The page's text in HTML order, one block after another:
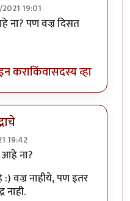
19:01
सुस्पष्टbyप्रचेतस
ना? पण वज्र दिसत
कराकिंवासदस्य व्हा
19:42
काळभोर
आहे ना?
वज्र नाहीये, पण इतर
नाही.